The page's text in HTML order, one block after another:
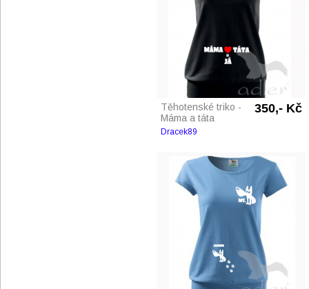
Těhotenské triko -
Máma a táta
350,- Kč
Dracek89